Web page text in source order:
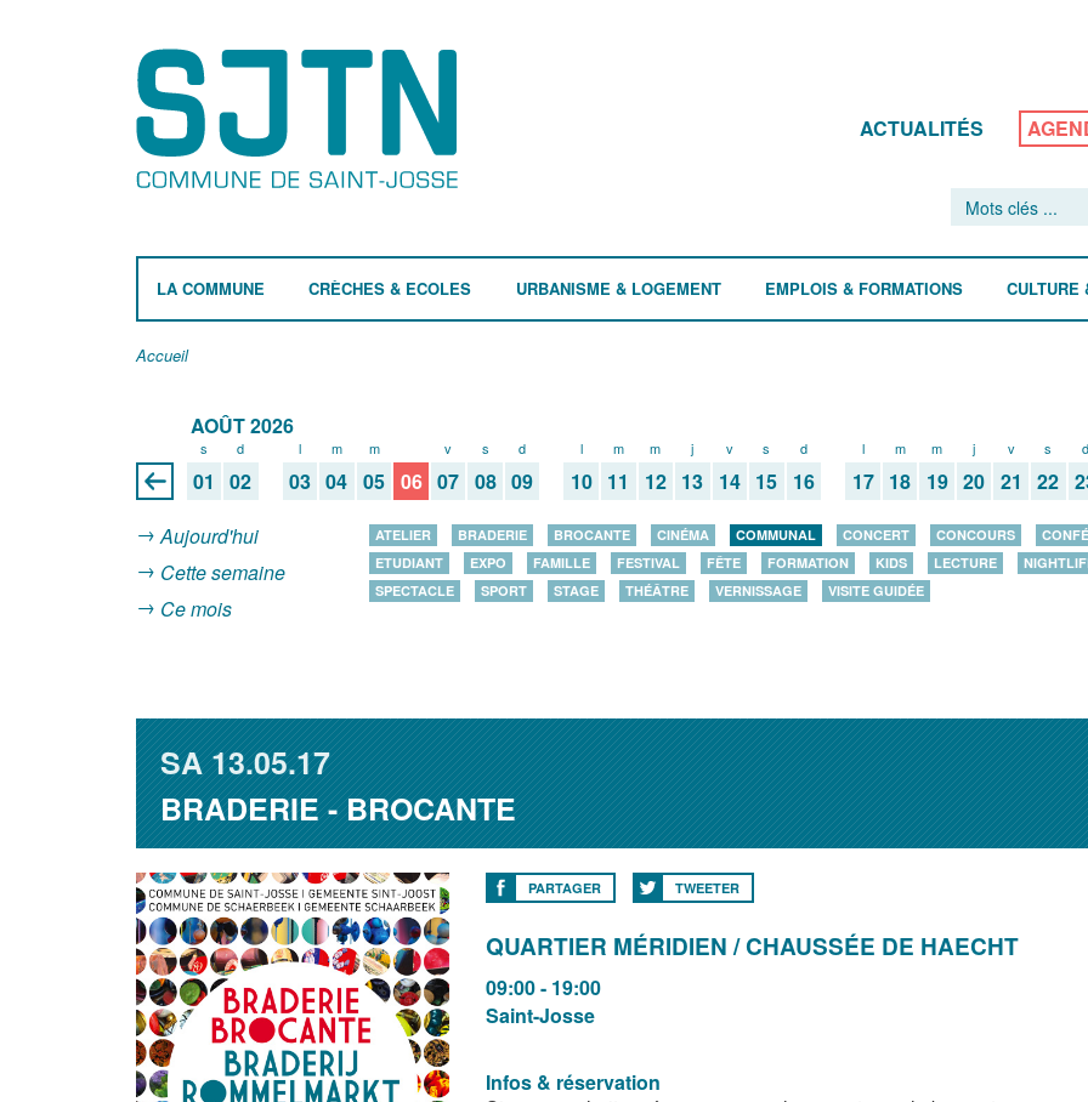
ACTUALITÉS
LA COMMUNE CRÈCHES & ECOLES URBANISME & LOGEMENT EMPLOIS & FORMATIONS CULTURE
Accueil
AOÛT 2026
s
01
d
02
l
03
m
04
m
05 06
v
07
s
08
d
09
l
10
m
11
m
12
j
13
v
14
s
15
d
16
l
17
m
18
m
19
j
20
v
21
s
22
d
Aujourd'hui
Cette semaine
Ce mois
ATELIER BRADERIE BROCANTE CINÉMA COMMUNAL CONCERT CONCOURS
ETUDIANT
EXPO FAMILLE FESTIVAL FÊTE FORMATION KIDS LECTURE
SPECTACLE
SPORT STAGE THÉÂTRE VERNISSAGE VISITE GUIDÉE
SA13.05.17
BRADERIE - BROCANTE
PARTAGER TWEETER
QUARTIER MÉRIDIEN / CHAUSSÉE DE HAECHT
09:00 - 19:00
Saint-Josse
Infos & réservation